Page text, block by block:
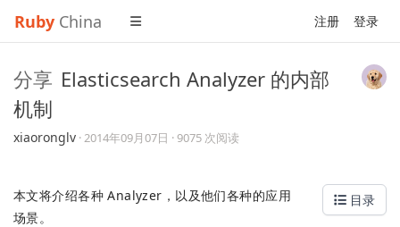
Ruby China 注册 登录
分享 Elasticsearch Analyzer 的内部
机制
xiaoronglv ·2014年09月07日 · 9075 次阅读
目录
本文将介绍各种 Analyzer，以及他们各种的应用
场景。